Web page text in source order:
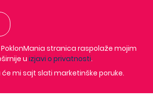
stranica raspolaže mojim
u izjavi o privatnosti.
će mi sajt slati marketinške poruke.